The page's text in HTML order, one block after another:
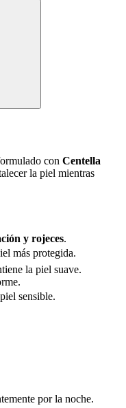
con Centella
la piel mientras
y rojeces.
más protegida.
la piel suave.
sensible.
por la noche.